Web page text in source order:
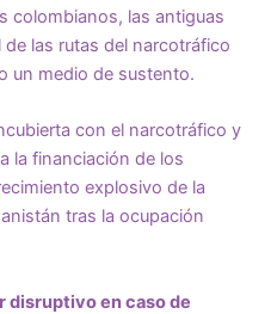
colombianos, las antiguas
las rutas del narcotráfico
un medio de sustento.
con el narcotráfico y
la financiación de los
explosivo de la
tras la ocupación
disruptivo en caso de